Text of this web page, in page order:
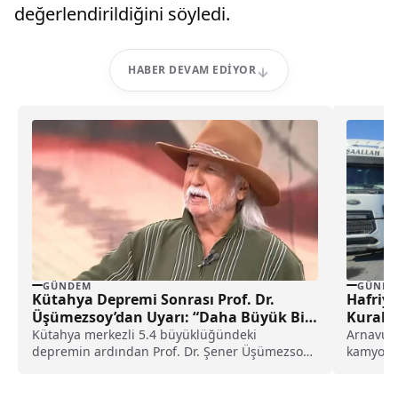
değerlendirildiğini söyledi.
HABER DEVAM EDIYOR
GÜNDEM
Kütahya Depremi Sonrası Prof. Dr.
Üşümezsoy’dan Uyarı: “Daha Büyük Bir
Depremin Habercisi Olabilir”
Kütahya merkezli 5.4 büyüklüğündeki
depremin ardından Prof. Dr. Şener Üşümezsoy,